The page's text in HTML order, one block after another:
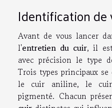
Identification de
Avant de vous lancer
l'entretien du cuir, il
avec précision le type
Trois types principaux
le cuir aniline, le
pigmenté. Chacun